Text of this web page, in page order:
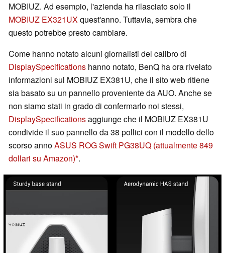
MOBIUZ. Ad esempio, l'azienda ha rilasciato solo il
MOBIUZ EX321UXquest'anno. Tuttavia, sembra che
questo potrebbe presto cambiare.
Come hanno notato alcuni giornalisti del calibro di
DisplaySpecifications hanno notato, BenQ ha ora rivelato
informazioni sul MOBIUZ EX381U, che il sito web ritiene
sia basato su un pannello proveniente da AUO. Anche se
non siamo stati in grado di confermarlo noi stessi,
DisplaySpecificationsaggiunge che il MOBIUZ EX381U
condivide il suo pannello da 38 pollici con il modello dello
scorso annoASUS ROG Swift PG38UQ (attualmente 849
dollari su Amazon) .